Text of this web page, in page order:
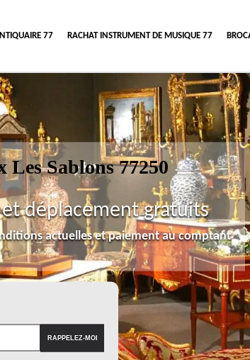
77 RACHAT INSTRUMENT DE MUSIQUE 77
Les Sablons 77250
déplacement gratuits
actuelles et paiement au comptant